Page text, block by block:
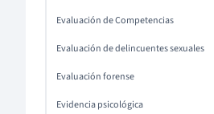
Evaluación de Competencias
Evaluación de delincuentes sexuales
Evaluación forense
Evidencia psicológica